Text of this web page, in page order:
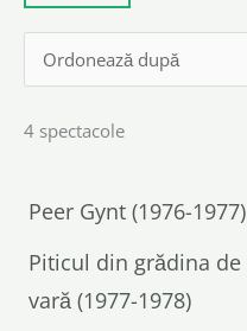
4 spectacole
Peer Gynt (1976-1977)
Piticul din grădina de
vară (1977-1978)